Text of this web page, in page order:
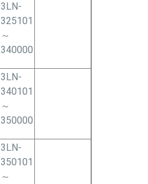
3LN-
325101
～
340000
3LN-
340101
～
350000
3LN-
350101
～